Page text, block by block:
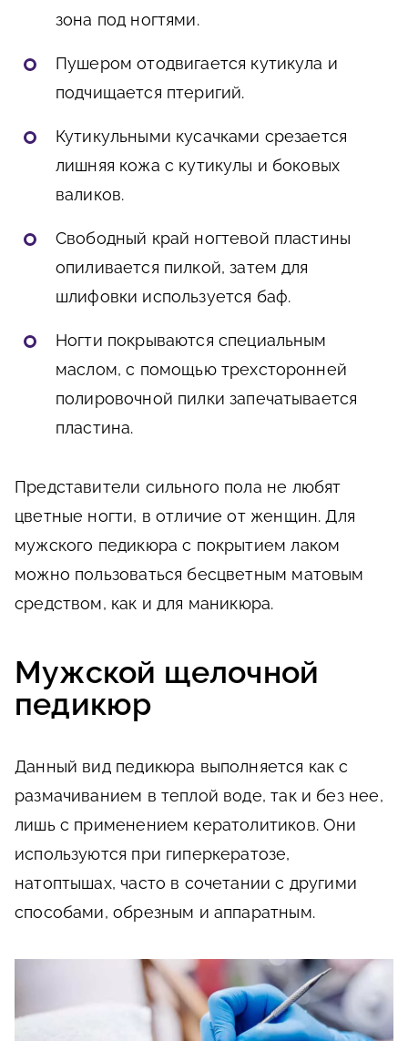
зона под ногтями.
Пушером отодвигается кутикула и
подчищается птеригий.
Кутикульными кусачками срезается
лишняя кожа с кутикулы и боковых
валиков.
Свободный край ногтевой пластины
опиливается пилкой, затем для
шлифовки используется баф.
Ногти покрываются специальным
маслом, с помощью трехсторонней
полировочной пилки запечатывается
пластина.
Представители сильного пола не любят
цветные ногти, в отличие от женщин. Для
мужского педикюра с покрытием лаком
можно пользоваться бесцветным матовым
средством, как и для маникюра.
Мужской щелочной
педикюр
Данный вид педикюра выполняется как с
размачиванием в теплой воде, так и без нее,
лишь с применением кератолитиков. Они
используются при гиперкератозе,
натоптышах, часто в сочетании с другими
способами, обрезным и аппаратным.